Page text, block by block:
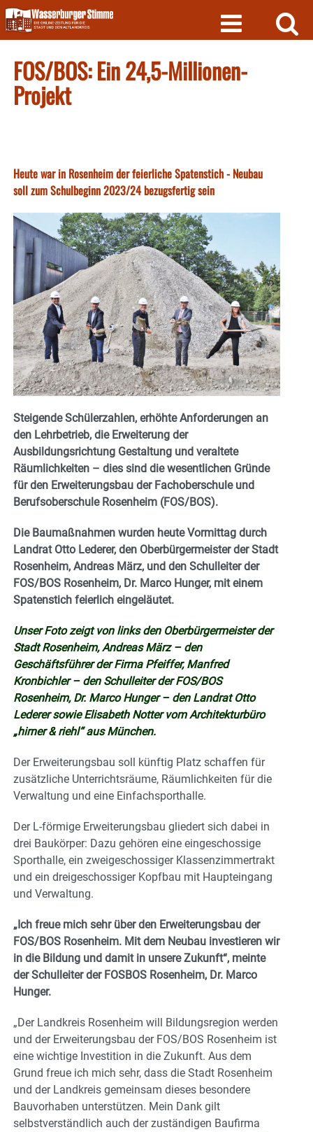
Skip
to
content
FOS/BOS: Ein 24,5-Millionen-
Projekt
Heute war in Rosenheim der feierliche Spatenstich - Neubau
soll zum Schulbeginn 2023/24 bezugsfertig sein
Steigende Schülerzahlen, erhöhte Anforderungen an
den Lehrbetrieb, die Erweiterung der
Ausbildungsrichtung Gestaltung und veraltete
Räumlichkeiten – dies sind die wesentlichen Gründe
für den Erweiterungsbau der Fachoberschule und
Berufsoberschule Rosenheim (FOS/BOS).
Die Baumaßnahmen wurden heute Vormittag durch
Landrat Otto Lederer, den Oberbürgermeister der Stadt
Rosenheim, Andreas März, und den Schulleiter der
FOS/BOS Rosenheim, Dr. Marco Hunger, mit einem
Spatenstich feierlich eingeläutet.
Unser Foto zeigt von links den Oberbürgermeister der
Stadt Rosenheim, Andreas März – den
Geschäftsführer der Firma Pfeiffer, Manfred
Kronbichler – den Schulleiter der FOS/BOS
Rosenheim, Dr. Marco Hunger – den Landrat Otto
Lederer sowie Elisabeth Notter vom Architekturbüro
„hirner & riehl“ aus München.
Der Erweiterungsbau soll künftig Platz schaffen für
zusätzliche Unterrichtsräume, Räumlichkeiten für die
Verwaltung und eine Einfachsporthalle.
Der L-förmige Erweiterungsbau gliedert sich dabei in
drei Baukörper: Dazu gehören eine eingeschossige
Sporthalle, ein zweigeschossiger Klassenzimmertrakt
und ein dreigeschossiger Kopfbau mit Haupteingang
und Verwaltung.
„Ich freue mich sehr über den Erweiterungsbau der
FOS/BOS Rosenheim. Mit dem Neubau investieren wir
in die Bildung und damit in unsere Zukunft“, meinte
der Schulleiter der FOSBOS Rosenheim, Dr. Marco
Hunger.
„Der Landkreis Rosenheim will Bildungsregion werden
und der Erweiterungsbau der FOS/BOS Rosenheim ist
eine wichtige Investition in die Zukunft. Aus dem
Grund freue ich mich sehr, dass die Stadt Rosenheim
und der Landkreis gemeinsam dieses besondere
Bauvorhaben unterstützen. Mein Dank gilt
selbstverständlich auch der zuständigen Baufirma